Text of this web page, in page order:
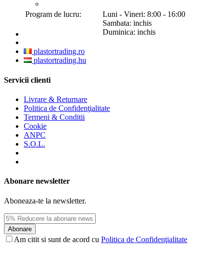
Program de lucru:
Luni - Vineri: 8:00 - 16:00
Sambata: inchis
Duminica: inchis
plastortrading.ro
plastortrading.hu
Servicii clienti
Livrare & Returnare
Politica de Confidenţialitate
Termeni & Conditii
Cookie
ANPC
S.O.L.
Abonare newsletter
Aboneaza-te la newsletter.
Abonare
Am citit si sunt de acord cu Politica de Confidenţialitate